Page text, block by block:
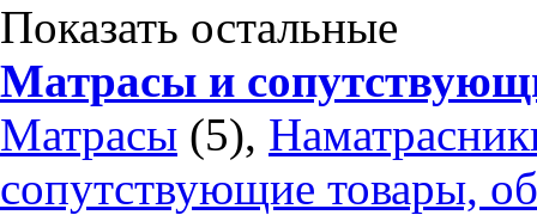
Показать остальные
Матрасы и
Матрасы (5),
сопутствующие товары,